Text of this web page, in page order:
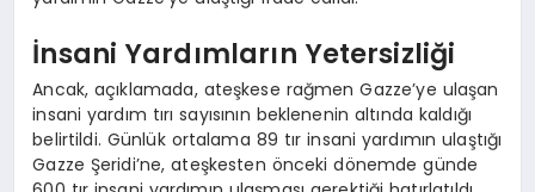
İnsani Yardımların Yetersizliği
Ancak, açıklamada, ateşkese rağmen Gazze’ye ulaşan
insani yardım tırı sayısının beklenenin altında kaldığı
belirtildi. Günlük ortalama 89 tır insani yardımın ulaştığı
Gazze Şeridi’ne, ateşkesten önceki dönemde günde